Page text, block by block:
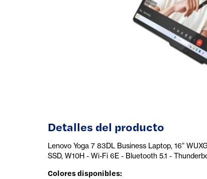
Detalles del producto
Lenovo Yoga 7 83DL Business Laptop, 16”
SSD, W10H - Wi-Fi 6E - Bluetooth 5.1 -
Colores disponibles: